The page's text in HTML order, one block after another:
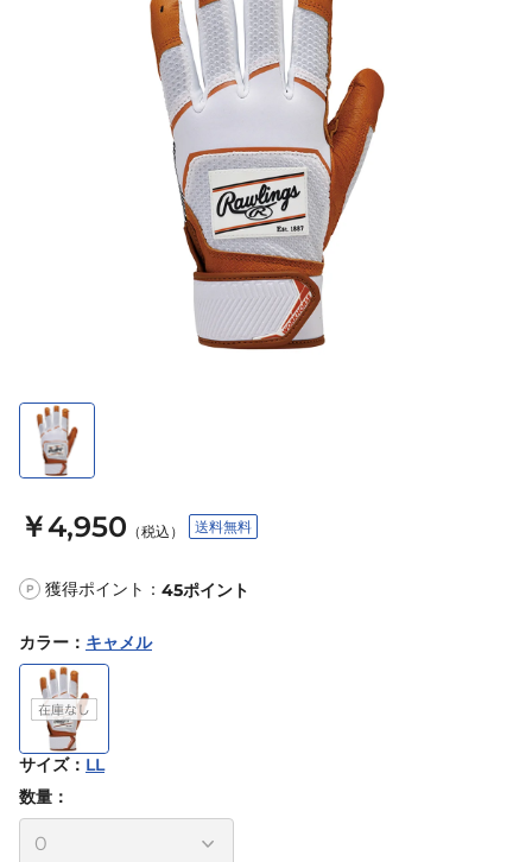
￥4,950 （税込） 送料無料
P 獲得ポイント： 45ポイント
カラー ： キャメル
サイズ： LL
数量：